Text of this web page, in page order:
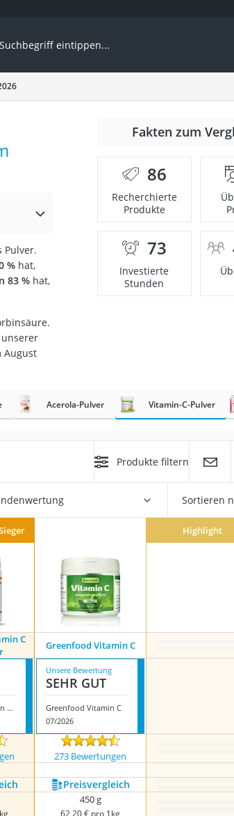
Pulver.
%hat,
83 % hat,
August
Fakten zum
86
Recherchierte
Produkte
73
Investierte
Stunden
Acerola-Pulver Vitamin-C-Pulver
Produkte filtern
Sortieren
Highlight
C
Greenfood Vitamin C
Kala Health Vitamin C Pure Pulver
Unsere Bewertung
SEHR GUT
Greenfood Vitamin C
07/2026
273 Bewertungen
Preis­vergleich
450 g
62,20 € pro 1kg